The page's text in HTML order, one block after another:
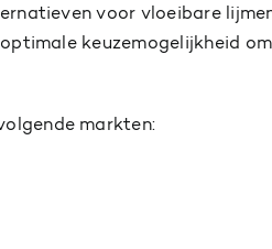
voor vloeibare
keuzemogelijkheid
markten: